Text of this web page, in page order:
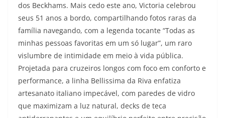
dos Beckhams. Mais cedo este ano, Victoria celebrou
seus 51 anos a bordo, compartilhando fotos raras da
família navegando, com a legenda tocante “Todas as
minhas pessoas favoritas em um só lugar”, um raro
vislumbre de intimidade em meio à vida pública.
Projetada para cruzeiros longos com foco em conforto e
performance, a linha Bellissima da Riva enfatiza
artesanato italiano impecável, com paredes de vidro
que maximizam a luz natural, decks de teca